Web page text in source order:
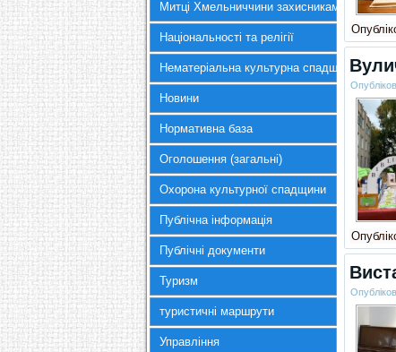
Митці Хмельниччини захисникам України
Національності та релігії
Нематеріальна культурна спадщина
Новини
Нормативна база
Оголошення (загальні)
Охорона культурної спадщини
Публічна інформація
Публічні документи
Туризм
туристичні маршрути
Управління